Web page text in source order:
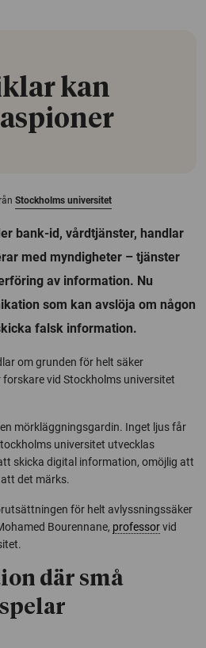
kan
Stockholms universitet
bank-id, vårdtjänster, handlar
med myndigheter – tjänster
av information. Nu
som kan avslöja om någon
falsk information.
om grunden för helt säker
vid Stockholms universitet
mörkläggningsgardin. Inget ljus får
universitet utvecklas
skicka digital information, omöjlig att
det märks.
för helt avlyssningssäker
Bourennane, professorvid
där små